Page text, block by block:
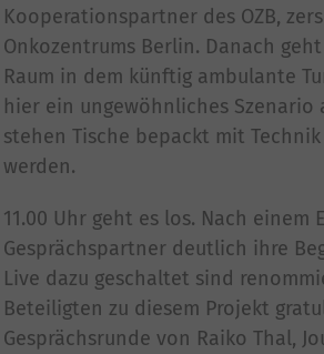
Kooperationspartner des OZB,
Onkozentrums Berlin. Danach
Raum in dem künftig ambulante
hier ein ungewöhnliches
stehen Tische bepackt mit
werden.
11.00 Uhr geht es los. Nach
Gesprächspartner deutlich ihre
Live dazu geschaltet sind
Beteiligten zu diesem Projekt
Gesprächsrunde von Raiko Thal,